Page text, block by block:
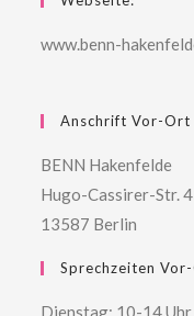
www.benn-
Anschrift Vor-Ort
BENN Hakenfelde
Hugo-Cassirer-Str.
13587 Berlin
Sprechzeiten
Dienstag: 10-14 Uhr